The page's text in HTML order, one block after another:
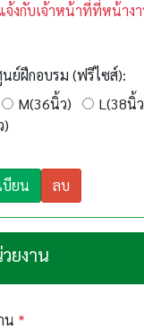
งกับเจ้าหน้าที่ที่หน้าง
นย์ฝึกอบรม (ฟรีไซส์):
M(36นิ้ว) L(38นิ้
)
บียน ลบ
ยงาน
น *